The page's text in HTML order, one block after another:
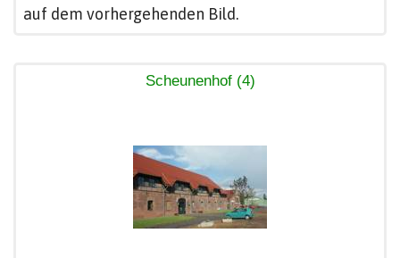
auf dem vorhergehenden Bild.
Scheunenhof (4)